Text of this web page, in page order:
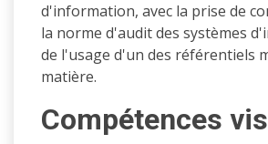
d'information, avec la prise de
la norme d'audit des systèmes
de l'usage d'un des référentiels
matière.
Compétences